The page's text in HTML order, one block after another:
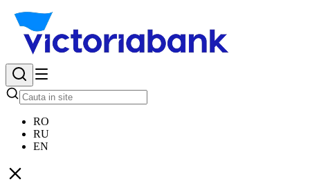
RO
RU
EN